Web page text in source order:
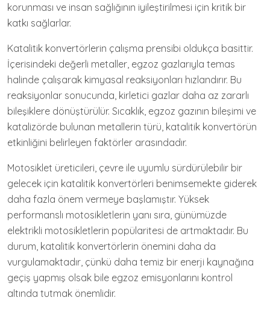
korunması ve insan sağlığının iyileştirilmesi için kritik bir
katkı sağlarlar.
Katalitik konvertörlerin çalışma prensibi oldukça basittir.
İçerisindeki değerli metaller, egzoz gazlarıyla temas
halinde çalışarak kimyasal reaksiyonları hızlandırır. Bu
reaksiyonlar sonucunda, kirletici gazlar daha az zararlı
bileşiklere dönüştürülür. Sıcaklık, egzoz gazının bileşimi ve
katalizörde bulunan metallerin türü, katalitik konvertörün
etkinliğini belirleyen faktörler arasındadır.
Motosiklet üreticileri, çevre ile uyumlu sürdürülebilir bir
gelecek için katalitik konvertörleri benimsemekte giderek
daha fazla önem vermeye başlamıştır. Yüksek
performanslı motosikletlerin yanı sıra, günümüzde
elektrikli motosikletlerin popülaritesi de artmaktadır. Bu
durum, katalitik konvertörlerin önemini daha da
vurgulamaktadır, çünkü daha temiz bir enerji kaynağına
geçiş yapmış olsak bile egzoz emisyonlarını kontrol
altında tutmak önemlidir.